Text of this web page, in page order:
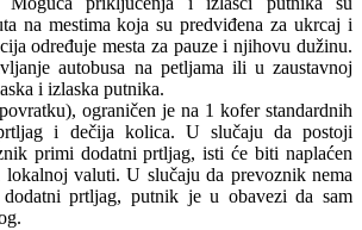
na mestima koja su predviđena za ukrcaj i
određuje mesta za pauze i njihovu dužinu.
autobusa na petljama ili u zaustavnoj
i izlaska putnika.
ograničen je na 1 kofer standardnih
i dečija kolica. U slučaju da postoji
primi dodatni prtljag, isti će biti naplaćen
valuti. U slučaju da prevoznik nema
prtljag, putnik je u obavezi da sam